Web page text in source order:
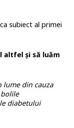
ca subiect al primei
altfel și să luăm
lume din cauza
diabetului